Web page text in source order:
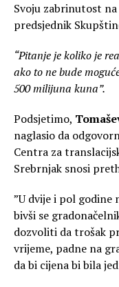
Svoju zabrinutost
predsjednik
“Pitanje je koliko je
ako to ne bude
500 milijuna kuna”.
Podsjetimo,
naglasio da
Centra za
Srebrnjak snosi
”U dvije i pol godine
bivši se
dozvoliti da trošak
vrijeme, padne na
da bi cijena bi bila